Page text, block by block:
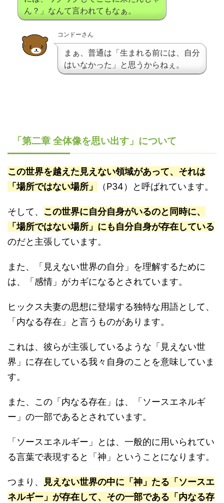
ん？」なんて言われてもなぁ。
コンドーさん
まぁ、普通は「生まれる前には、自分
はいなかった」と思うからねぇ。
「第二章 全体像を思い出す」について
この世界を越えた見えない領域があって、それは
「場所ではない場所」
（P34）と呼ばれています。
そして、 この世界に自分自身がいるのと同時に、
「場所ではない場所」にも自分自身が存在している
のだと主張しています。
また、「見えない世界の自分」を理解するために
は、「感情」がカギになるとされています。
ヒックス夫妻の思想に登場する独特な用語として、
「内なる存在」と言うものがあります。
これは、彼らが主張しているような「見えない世
界」に存在している我々自身のことを意味していま
す。
また、この「内なる存在」は、「ソースエネルギ
ー」の一部であるとされています。
「ソースエネルギー」とは、一般的に用いられてい
る言葉で表現すると「神」ということになります。
つまり、
見えない世界の中に「神」たる「ソースエ
ネルギー」が存在して、その一部である「内なる存